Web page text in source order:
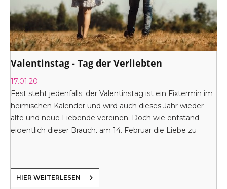
Valentinstag - Tag der Verliebten
17.01.20
Fest steht jedenfalls: der Valentinstag ist ein Fixtermin im
heimischen Kalender und wird auch dieses Jahr wieder
alte und neue Liebende vereinen. Doch wie entstand
eigentlich dieser Brauch, am 14. Februar die Liebe zu
HIER WEITERLESEN